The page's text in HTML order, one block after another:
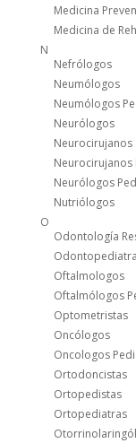
Medicina
Medicina de
N
Nefrólogos
Neumólogos
Neumólogos
Neurólogos
Neurocirujanos
Neurocirujanos
Neurólogos
Nutriólogos
O
Odontología
Oftalmologos
Oftalmólogos
Optometristas
Oncólogos
Oncologos
Ortodoncistas
Ortopedistas
Ortopediatras